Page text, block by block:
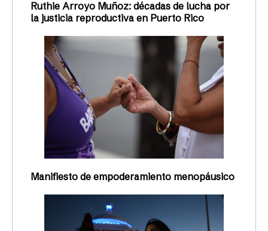
Ruthie Arroyo Muñoz: décadas de lucha por
la justicia reproductiva en Puerto Rico
Manifiesto de empoderamiento menopáusico